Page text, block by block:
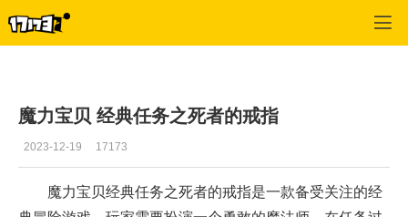
魔力宝贝 经典任务之死者的戒指
2023-12-19 17173
魔力宝贝经典任务之死者的戒指是一款备受关注的经